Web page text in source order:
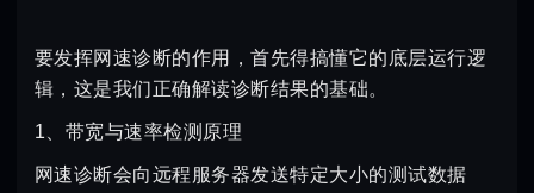
要发挥网速诊断的作用，首先得搞懂它的底层运行逻
辑，这是我们正确解读诊断结果的基础。
1、带宽与速率检测原理
网速诊断会向远程服务器发送特定大小的测试数据